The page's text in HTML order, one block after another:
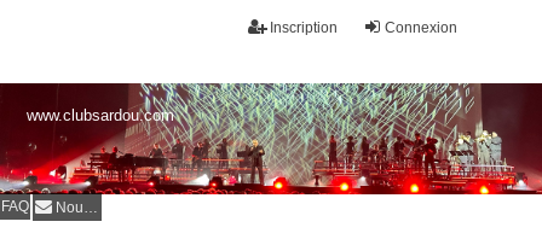
Connexion
Inscription
www.clubsardou.com
FAQ Nous contacter